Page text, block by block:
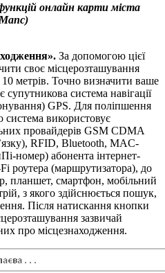
онлайн карти міста
За допомогою цієї
своє місцерозташування
метрів. Точно визначити ваше
система навігації
GPS. Для поліпшення
система використовує
провайдерів GSM CDMA
RFID, Bluetooth, MAC-
номер) абонента інтернет-
роутера (маршрутизатора), до
планшет, смартфон, мобільний
з якого здійснюється пошук,
Після натискання кнопки
зазвичай
про місцезнаходження.